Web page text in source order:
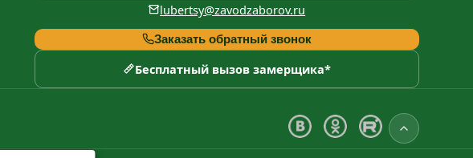
lubertsy@zavodzaborov.ru
Заказать обратный звонок
Бесплатный вызов замерщика*